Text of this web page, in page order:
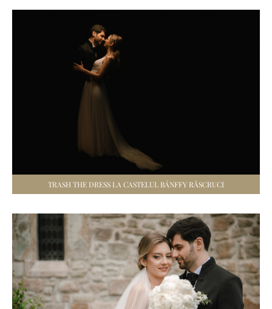
TRASH THE DRESS LA CASTELUL BÁNFFY RĂSCRUCI